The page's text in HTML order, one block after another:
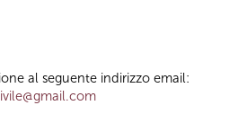
al seguente indirizzo email: